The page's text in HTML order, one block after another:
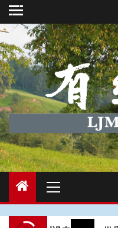
Skip
to
content
Menu